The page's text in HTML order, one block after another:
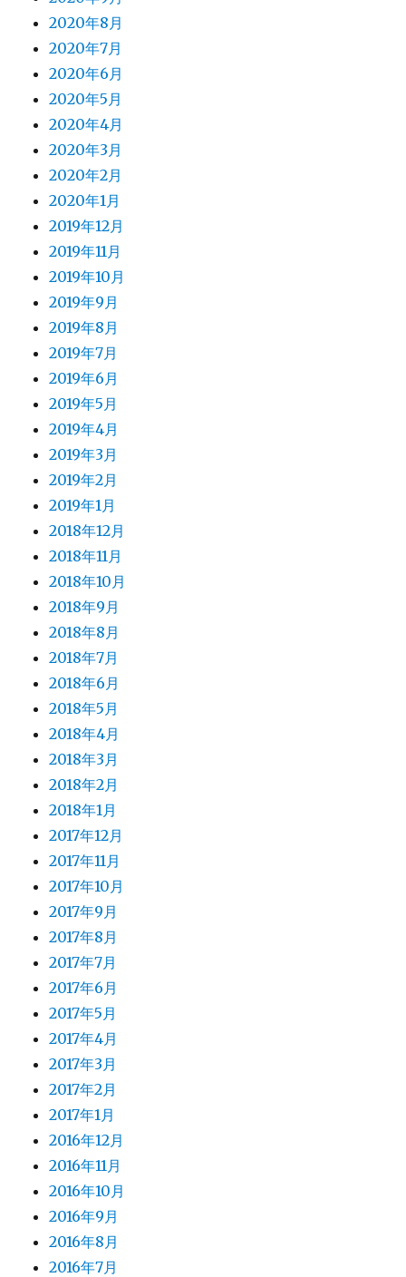
2020年8月
2020年7月
2020年6月
2020年5月
2020年4月
2020年3月
2020年2月
2020年1月
2019年12月
2019年11月
2019年10月
2019年9月
2019年8月
2019年7月
2019年6月
2019年5月
2019年4月
2019年3月
2019年2月
2019年1月
2018年12月
2018年11月
2018年10月
2018年9月
2018年8月
2018年7月
2018年6月
2018年5月
2018年4月
2018年3月
2018年2月
2018年1月
2017年12月
2017年11月
2017年10月
2017年9月
2017年8月
2017年7月
2017年6月
2017年5月
2017年4月
2017年3月
2017年2月
2017年1月
2016年12月
2016年11月
2016年10月
2016年9月
2016年8月
2016年7月